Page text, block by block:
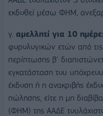
εκδοθεί μέσω ΦΗΜ,
γ. αμελλητί για 10
φορολογικών ετών από
περίπτωσης β’
εγκατάσταση του
έκδοση ή η ανακριβής
πώλησης, είτε η μη
(ΦΗΜ) της ΑΑΔΕ